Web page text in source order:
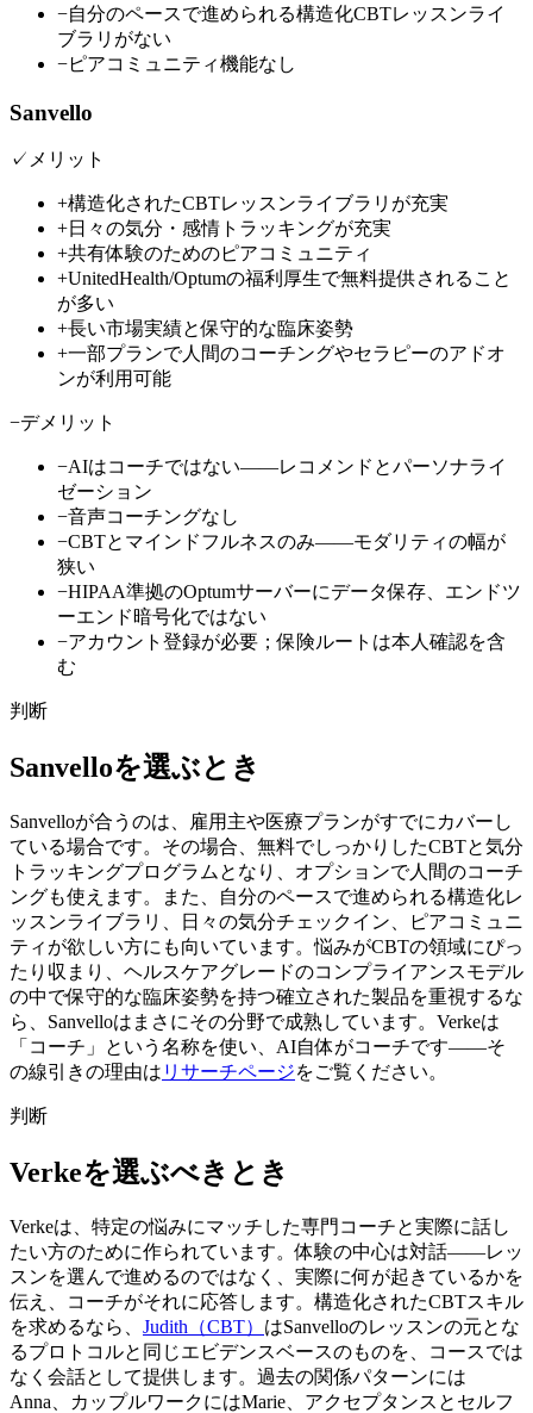
−自分のペースで進められる構造化CBTレッスンライ
ブラリがない
−ピアコミュニティ機能なし
Sanvello
✓ メリット
+構造化されたCBTレッスンライブラリが充実
+日々の気分・感情トラッキングが充実
+共有体験のためのピアコミュニティ
+UnitedHealth/Optumの福利厚生で無料提供されること
が多い
+長い市場実績と保守的な臨床姿勢
+一部プランで人間のコーチングやセラピーのアドオ
ンが利用可能
−デメリット
−AIはコーチではない——レコメンドとパーソナライ
ゼーション
−音声コーチングなし
−CBTとマインドフルネスのみ——モダリティの幅が
狭い
−HIPAA準拠のOptumサーバーにデータ保存、エンドツ
ーエンド暗号化ではない
−アカウント登録が必要；保険ルートは本人確認を含
む
判断
Sanvelloを選ぶとき
Sanvelloが合うのは、雇用主や医療プランがすでにカバーし
ている場合です。その場合、無料でしっかりしたCBTと気分
トラッキングプログラムとなり、オプションで人間のコーチ
ングも使えます。また、自分のペースで進められる構造化レ
ッスンライブラリ、日々の気分チェックイン、ピアコミュニ
ティが欲しい方にも向いています。悩みがCBTの領域にぴっ
たり収まり、ヘルスケアグレードのコンプライアンスモデル
の中で保守的な臨床姿勢を持つ確立された製品を重視するな
ら、Sanvelloはまさにその分野で成熟しています。Verkeは
「コーチ」という名称を使い、AI自体がコーチです——そ
の線引きの理由は リサーチページをご覧ください。
判断
Verkeを選ぶべきとき
Verkeは、特定の悩みにマッチした専門コーチと実際に話し
たい方のために作られています。体験の中心は対話——レッ
スンを選んで進めるのではなく、実際に何が起きているかを
伝え、コーチがそれに応答します。構造化されたCBTスキル
を求めるなら、 Judith（CBT） はSanvelloのレッスンの元とな
るプロトコルと同じエビデンスベースのものを、コースでは
なく会話として提供します。過去の関係パターンには
Anna、カップルワークにはMarie、アクセプタンスとセルフ